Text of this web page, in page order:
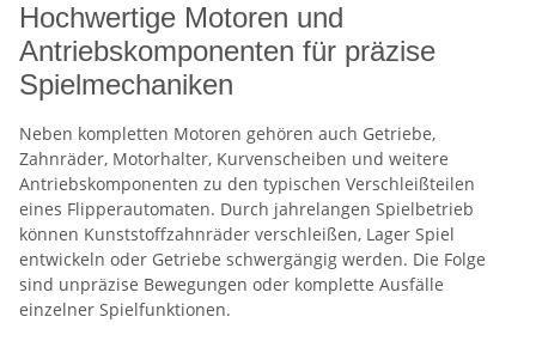
Hochwertige Motoren und
Antriebskomponenten für präzise
Spielmechaniken
Neben kompletten Motoren gehören auch Getriebe,
Zahnräder, Motorhalter, Kurvenscheiben und weitere
Antriebskomponenten zu den typischen Verschleißteilen
eines Flipperautomaten. Durch jahrelangen Spielbetrieb
können Kunststoffzahnräder verschleißen, Lager Spiel
entwickeln oder Getriebe schwergängig werden. Die Folge
sind unpräzise Bewegungen oder komplette Ausfälle
einzelner Spielfunktionen.